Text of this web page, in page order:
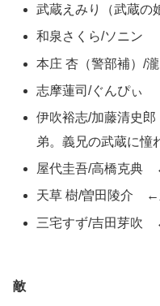
武蔵えみり（武蔵の
和泉さくら/ソニン
本庄 杏（警部補）/
志摩蓮司/ぐんぴぃ
伊吹裕志/加藤清史
弟。義兄の武蔵に憧
屋代圭吾/高橋克典
天草 樹/曽田陵介 ←
三宅すず/吉田芽吹
敵